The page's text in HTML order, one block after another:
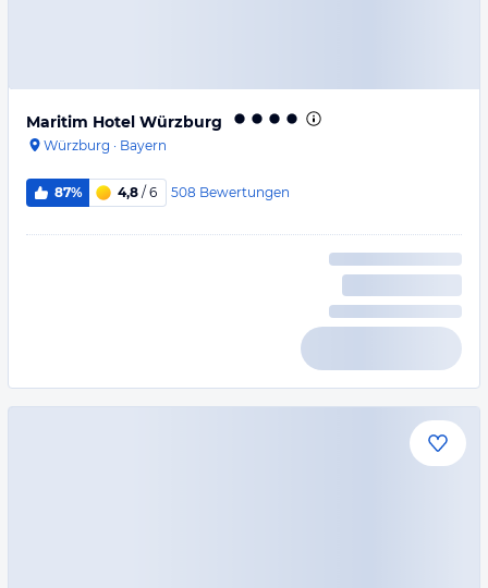
Maritim Hotel Würzburg
Würzburg · Bayern
87% 4,8 / 6 508 Bewertungen